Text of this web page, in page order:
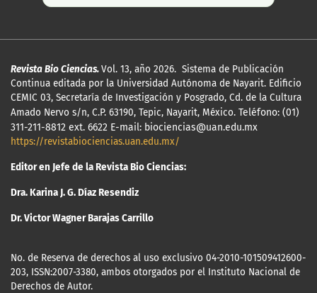
Revista Bio Ciencias.Vol. 13, año 2026. Sistema de Publicación
Continua editada por la Universidad Autónoma de Nayarit. Edificio
CEMIC 03, Secretaría de Investigación y Posgrado, Cd. de la Cultura
Amado Nervo s/n, C.P. 63190, Tepic, Nayarit, México. Teléfono: (01)
311-211-8812 ext. 6622 E-mail: biociencias@uan.edu.mx
https://revistabiociencias.uan.edu.mx/
Editor en Jefe de la Revista Bio Ciencias:
Dra. Karina J. G. Díaz Resendiz
Dr. Victor Wagner Barajas Carrillo
No. de Reserva de derechos al uso exclusivo 04-2010-101509412600-
203, ISSN:2007-3380, ambos otorgados por el Instituto Nacional de
Derechos de Autor.